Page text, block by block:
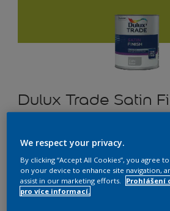
Dulux Trade Satin
H2.55.65
We respect your privacy.
By clicking “Accept All Cookies”, you agree
on your device to enhance site navigation,
assist in our marketing efforts.
Prohlášení
pro více informací.